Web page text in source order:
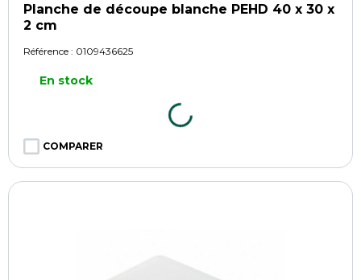
Planche de découpe blanche PEHD 40 x 30 x
2 cm
Référence : 0109436625
En stock
COMPARER